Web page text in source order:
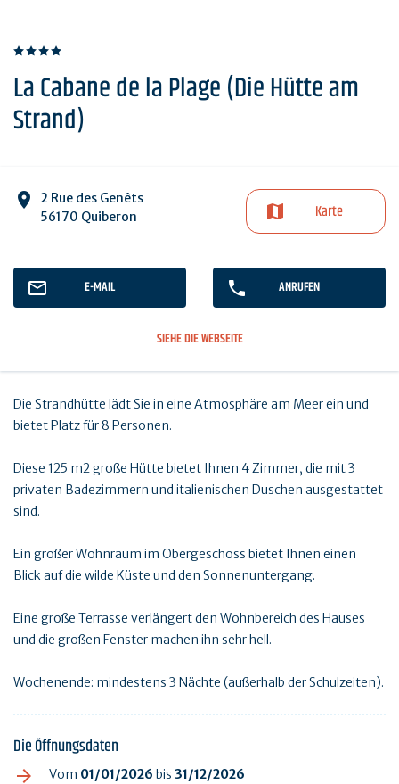
La Cabane de la Plage (Die Hütte am
Strand)
2 Rue des Genêts
56170 Quiberon
Karte
E-MAIL ANRUFEN
SIEHE DIE WEBSEITE
Die Strandhütte lädt Sie in eine Atmosphäre am Meer ein und
bietet Platz für 8 Personen.
Diese 125 m2 große Hütte bietet Ihnen 4 Zimmer, die mit 3
privaten Badezimmern und italienischen Duschen ausgestattet
sind.
Ein großer Wohnraum im Obergeschoss bietet Ihnen einen
Blick auf die wilde Küste und den Sonnenuntergang.
Eine große Terrasse verlängert den Wohnbereich des Hauses
und die großen Fenster machen ihn sehr hell.
Wochenende: mindestens 3 Nächte (außerhalb der Schulzeiten).
Die Öffnungsdaten
Vom 01/01/2026 bis 31/12/2026